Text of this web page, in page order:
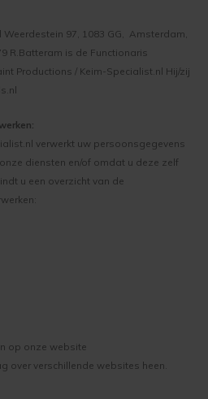
97, 1083 GG, Amsterdam,
R.Batteram is de Functionaris
Productions / Keim-Specialist.nl Hij/zij
verwerkt uw persoonsgegevens
diensten en/of omdat u deze zelf
u een overzicht van de
op onze website
over verschillende websites heen.